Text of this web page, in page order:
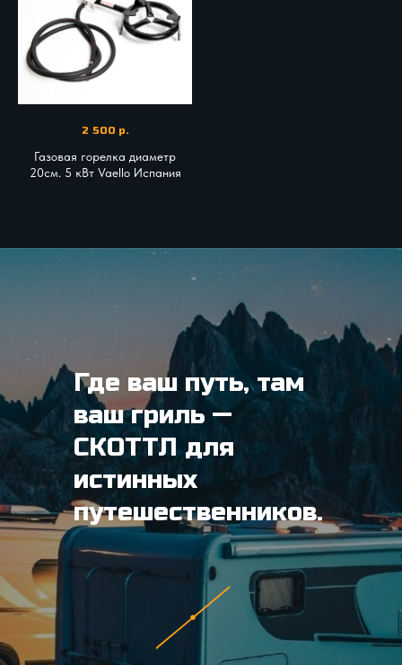
2 500 р.
Газовая горелка диаметр
20см. 5 кВт Vaello Испания
Где ваш путь, там
ваш гриль —
СКОТТЛ для
истинных
путешественников.